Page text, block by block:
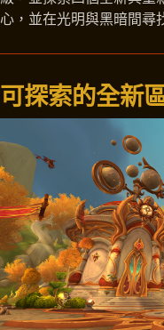
心，並在光明與黑暗間尋
可探索的全新